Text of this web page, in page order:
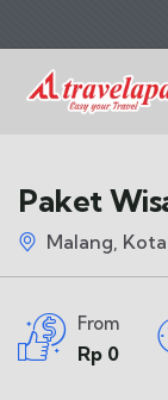
Paket
Malang,
From
Rp 0